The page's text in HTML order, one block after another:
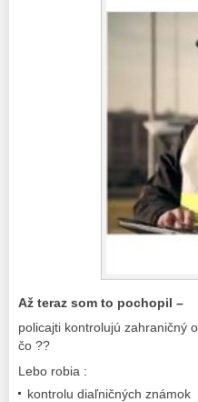
Až teraz som to pochopil –
policajti kontrolujú zahraničný
čo ??
Lebo robia :
kontrolu diaľničných známok